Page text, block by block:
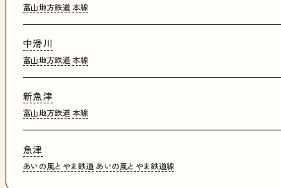
富山地方鉄道 本線
中滑川
富山地方鉄道 本線
新魚津
富山地方鉄道 本線
魚津
あいの風とやま鉄道 あいの風とやま鉄道線